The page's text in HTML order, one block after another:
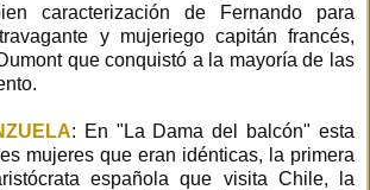
caracterización de Fernando para
y mujeriego capitán francés,
que conquistó a la mayoría de las
: En "La Dama del balcón" esta
mujeres que eran idénticas, la primera
española que visita Chile, la